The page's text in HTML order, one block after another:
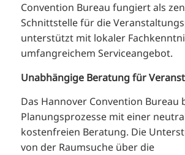
Convention Bureau fungiert als
Schnittstelle für die
unterstützt mit lokaler
umfangreichem Serviceangebot.
Unabhängige Beratung für
Das Hannover Convention Bureau
Planungsprozesse mit einer
kostenfreien Beratung. Die
von der Raumsuche über die